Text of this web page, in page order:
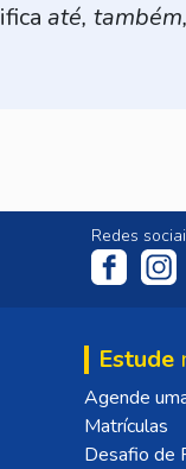
até,
Redes
Estude
Agende
Matrículas
Desafio de